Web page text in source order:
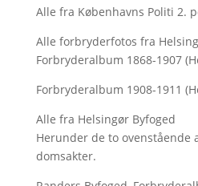
Alle fra Københavns Politi 2.
Alle forbryderfotos fra
Forbryderalbum 1868-1907
Forbryderalbum 1908-1911
Alle fra Helsingør Byfoged
Herunder de to
domsakter.